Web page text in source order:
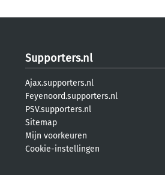
Supporters.nl
Ajax.supporters.nl
Feyenoord.supporters.nl
PSV.supporters.nl
Sitemap
Mijn voorkeuren
Cookie-instellingen